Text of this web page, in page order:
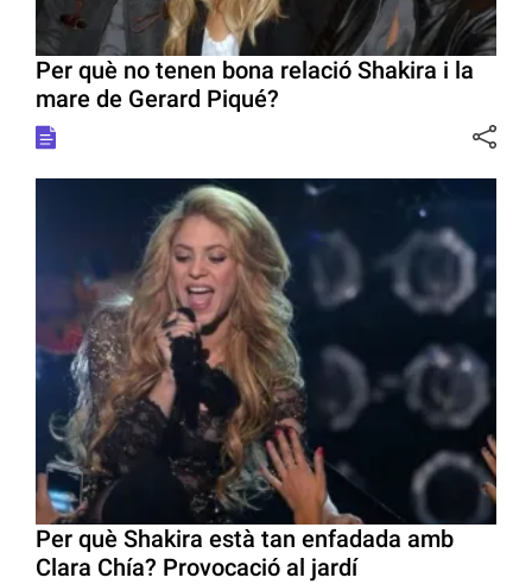
Per què no tenen bona relació Shakira i la
mare de Gerard Piqué?
Per què Shakira està tan enfadada amb
Clara Chía? Provocació al jardí